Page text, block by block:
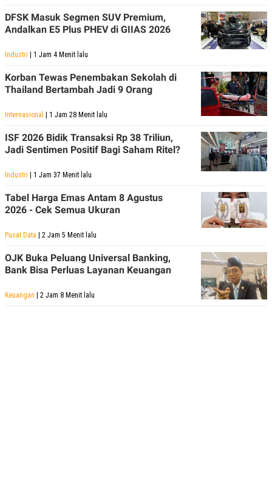
DFSK Masuk Segmen SUV Premium,
Andalkan E5 Plus PHEV di GIIAS 2026
Industri | 1 Jam 4 Menit lalu
Korban Tewas Penembakan Sekolah di
Thailand Bertambah Jadi 9 Orang
Internasional | 1 Jam 28 Menit lalu
ISF 2026 Bidik Transaksi Rp 38 Triliun,
Jadi Sentimen Positif Bagi Saham Ritel?
Industri | 1 Jam 37 Menit lalu
Tabel Harga Emas Antam 8 Agustus
2026 - Cek Semua Ukuran
Pusat Data | 2 Jam 5 Menit lalu
OJK Buka Peluang Universal Banking,
Bank Bisa Perluas Layanan Keuangan
Keuangan | 2 Jam 8 Menit lalu